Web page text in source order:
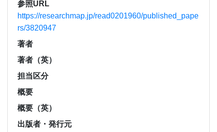
参照URL
https://researchmap.jp/read0201960/published_pape
rs/3820947
著者
著者（英）
担当区分
概要
概要（英）
出版者・発行元